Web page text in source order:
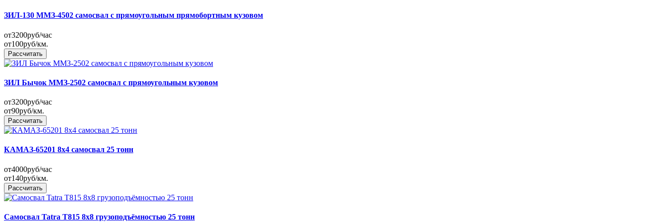
ЗИЛ-130 ММЗ-4502 самосвал с прямоугольным прямобортным кузовом
от3200руб/час
от100руб/км.
Рассчитать
ЗИЛ Бычок ММЗ-2502 самосвал с прямоугольным кузовом
от3200руб/час
от90руб/км.
Рассчитать
КАМАЗ-65201 8x4 самосвал 25 тонн
от4000руб/час
от140руб/км.
Рассчитать
Самосвал Tatra T815 8x8 грузоподъёмностью 25 тонн